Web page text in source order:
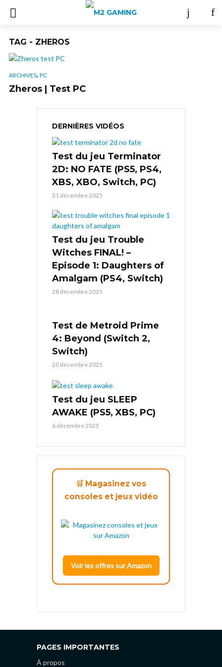
TAG - ZHEROS
ARCHIVES, PC
Zheros | Test PC
DERNIÈRES VIDÉOS
Test du jeu Terminator
2D: NO FATE (PS5, PS4,
XBS, XBO, Switch, PC)
31 décembre 2025
Test du jeu Trouble
Witches FINAL! –
Episode 1: Daughters of
Amalgam (PS4, Switch)
28 décembre 2025
Test de Metroid Prime
4: Beyond (Switch 2,
Switch)
20 décembre 2025
Test du jeu SLEEP
AWAKE (PS5, XBS, PC)
6 décembre 2025
🛒 Magasinez vos
consoles et jeux vidéo
Voir les offres sur Amazon
PAGES IMPORTANTES
À propos